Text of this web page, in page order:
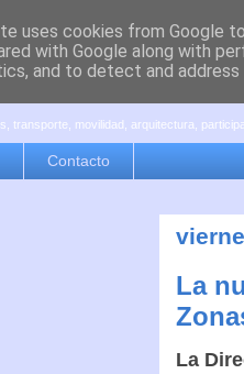
transporte, movilidad, arquitectura,
Contacto
La
La
uses cookies from Google
with Google along with
and to detect and address